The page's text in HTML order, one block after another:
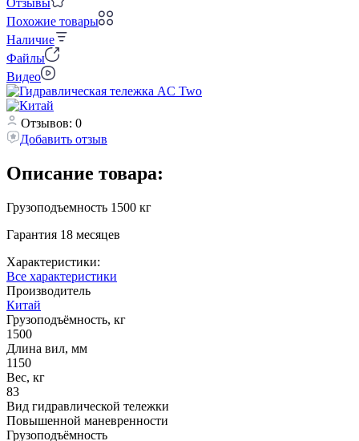
Похожие товары
Наличие
Файлы
Видео
Отзывов: 0
Добавить отзыв
Описание товара:
Грузоподъемность 1500 кг
Гарантия 18 месяцев
Характеристики:
Все характеристики
Производитель
Китай
Грузоподъёмность, кг
1500
Длина вил, мм
1150
Вес, кг
83
Вид гидравлической тележки
Повышенной маневренности
Грузоподъёмность